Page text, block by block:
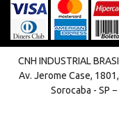
CNH INDUSTRIAL
Av. Jerome Case,
Sorocaba - SP